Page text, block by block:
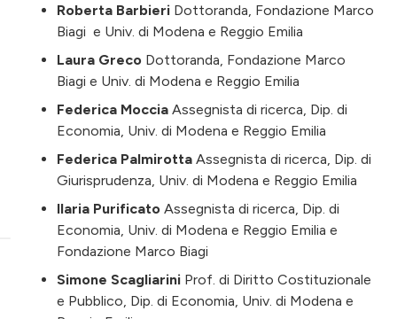
Roberta Barbieri Dottoranda, Fondazione Marco
Biagi e Univ. di Modena e Reggio Emilia
Laura Greco Dottoranda, Fondazione Marco
Biagi e Univ. di Modena e Reggio Emilia
Federica Moccia Assegnista di ricerca, Dip. di
Economia, Univ. di Modena e Reggio Emilia
Federica Palmirotta Assegnista di ricerca, Dip. di
Giurisprudenza, Univ. di Modena e Reggio Emilia
Ilaria Purificato Assegnista di ricerca, Dip. di
Economia, Univ. di Modena e Reggio Emilia e
Fondazione Marco Biagi
Simone Scagliarini Prof. di Diritto Costituzionale
e Pubblico, Dip. di Economia, Univ. di Modena e